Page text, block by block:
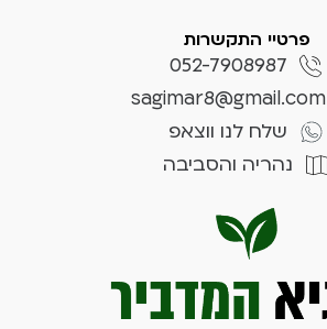
פרטיי התקשרות
052-7908987
sagimar8@gmail.com
שלח לנו ווצאפ
נהריה והסביבה